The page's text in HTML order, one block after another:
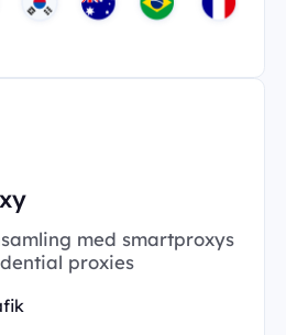
med smartproxys
proxies